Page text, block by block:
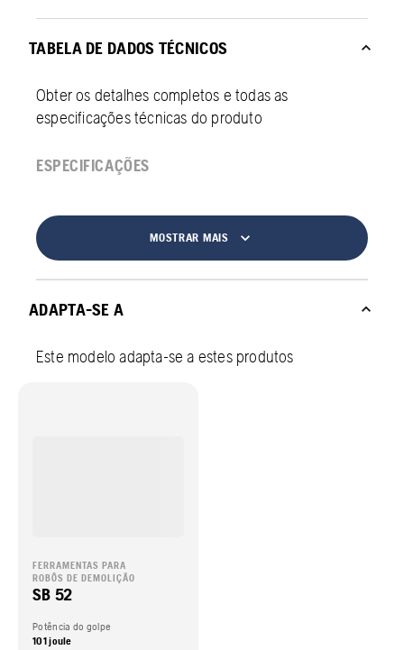
TABELA DE DADOS TÉCNICOS
Obter os detalhes completos e todas as
especificações técnicas do produto
ESPECIFICAÇÕES
MOSTRAR MAIS
ADAPTA-SE A
Este modelo adapta-se a estes produtos
FERRAMENTAS PARA
ROBÔS DE DEMOLIÇÃO
SB 52
Potência do golpe
101 joule